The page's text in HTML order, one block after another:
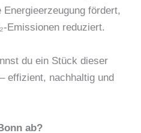
fördert,
Emissionen reduziert.
du ein Stück dieser
effizient, nachhaltig und
ab?